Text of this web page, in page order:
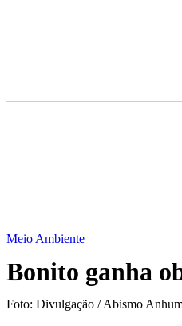
Meio Ambiente
Bonito ganha
Foto: Divulgação / Abismo